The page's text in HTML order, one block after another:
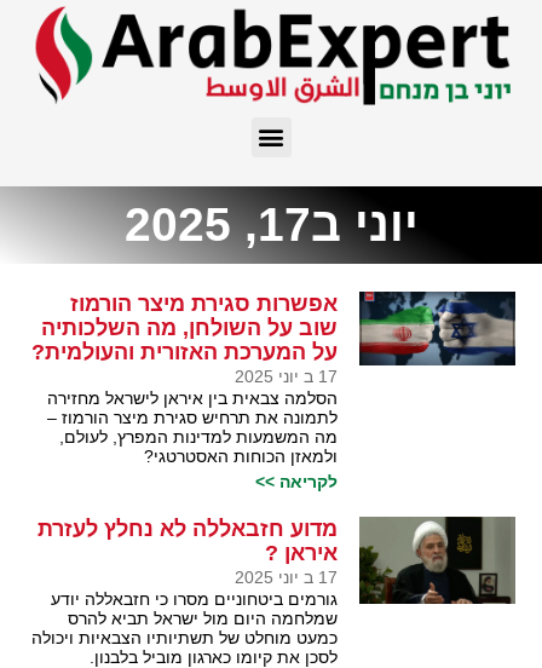
יוני ב17, 2025
אפשרות סגירת מיצר הורמוז
שוב על השולחן, מה השלכותיה
על המערכת האזורית והעולמית?
17 ב יוני 2025
הסלמה צבאית בין איראן לישראל מחזירה
לתמונה את תרחיש סגירת מיצר הורמוז –
מה המשמעות למדינות המפרץ, לעולם,
ולמאזן הכוחות האסטרטגי?
לקריאה >>
מדוע חזבאללה לא נחלץ לעזרת
איראן ?
17 ב יוני 2025
גורמים ביטחוניים מסרו כי חזבאללה יודע
שמלחמה היום מול ישראל תביא להרס
כמעט מוחלט של תשתיותיו הצבאיות ויכולה
לסכן את קיומו כארגון מוביל בלבנון.